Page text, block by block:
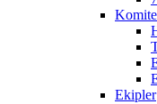
Ekipler